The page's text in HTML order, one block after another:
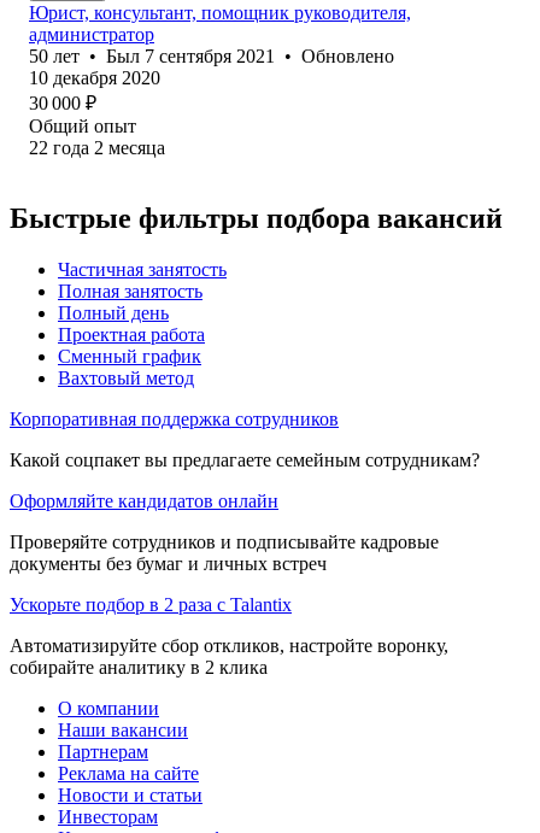
Юрист, консультант, помощник руководителя,
администратор
50 лет • Был 7 сентября 2021 • Обновлено
10 декабря 2020
30 000 ₽
Общий опыт
22 года 2 месяца
Быстрые фильтры подбора вакансий
Частичная занятость
Полная занятость
Полный день
Проектная работа
Сменный график
Вахтовый метод
Корпоративная поддержка сотрудников
Какой соцпакет вы предлагаете семейным сотрудникам?
Оформляйте кандидатов онлайн
Проверяйте сотрудников и подписывайте кадровые
документы без бумаг и личных встреч
Ускорьте подбор в 2 раза с Talantix
Автоматизируйте сбор откликов, настройте воронку,
собирайте аналитику в 2 клика
О компании
Наши вакансии
Партнерам
Реклама на сайте
Новости и статьи
Инвесторам